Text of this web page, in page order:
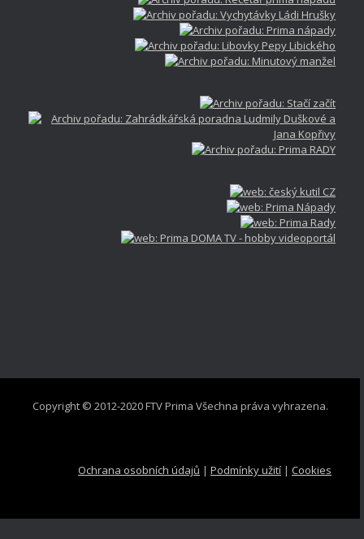
Copyright © 2012-2020 FTV Prima Všechna práva vyhrazena.
Ochrana osobních údajů | Podmínky užití | Cookies